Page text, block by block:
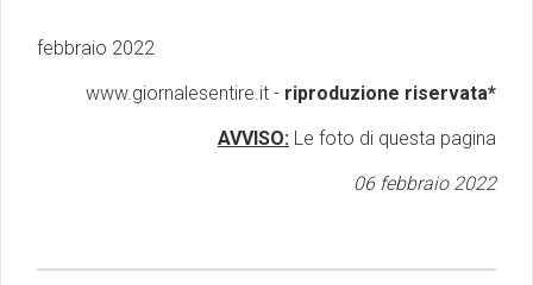
febbraio 2022
www.giornalesentire.it - riproduzione riservata*
AVVISO: Le foto di questa pagina
06 febbraio 2022